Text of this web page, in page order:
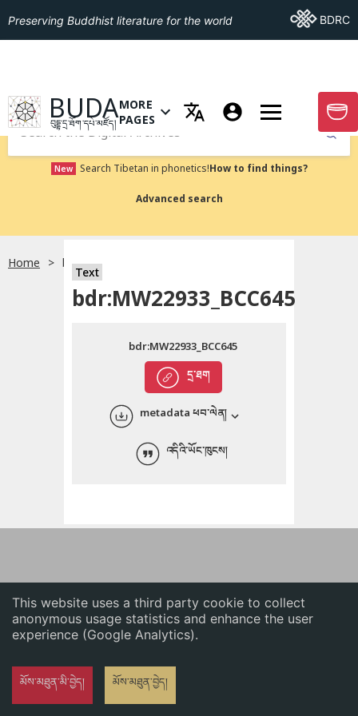
This website uses a third party cookie to collect
anonymous usage statistics and enhance the user
experience (Google Analytics).
མོས་མཐུན་མི་བྱེད། མོས་མཐུན་བྱེད།
English
ភាសាខ្មែរ
Preserving Buddhist literature for the world Go ToBDRC
GO TO HOMEPAGE
BUDA
བུདྡྷ་དྲ་ཐོག་དཔེ་མཛོད།
OPEN MENU OF MORE PAGES
MORE
PAGES
GO
Submit
New Search Tibetan in phonetics!How to find things?
Advanced search
Home bdr:MW22933_BCC645
Text
bdr:MW22933_BCC645
དྲ་ཐག
bdr:MW22933_BCC645
metadata ཕབ་ལེན།
འདིའི་ཡོང་ཁུངས།